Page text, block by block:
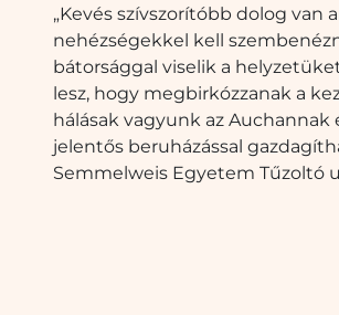
„Kevés szívszorítóbb dolog van
nehézségekkel kell
bátorsággal viselik a
lesz, hogy megbirkózzanak a
hálásak vagyunk az
jelentős beruházással
Semmelweis Egyetem Tűzoltó